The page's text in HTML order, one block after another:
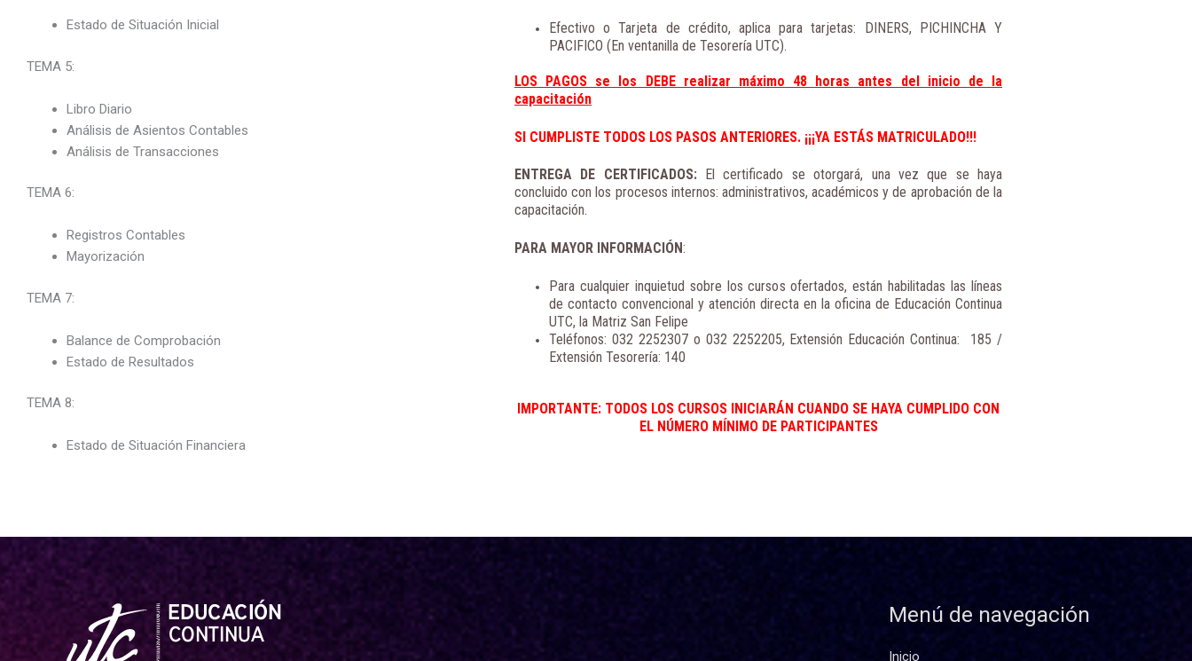
Estado de Situación Inicial
TEMA 5:
Libro Diario
Análisis de Asientos Contables
Análisis de Transacciones
TEMA 6:
Registros Contables
Mayorización
TEMA 7:
Balance de Comprobación
Estado de Resultados
TEMA 8:
Estado de Situación Financiera
Efectivo o Tarjeta de crédito, aplica para tarjetas: DINERS, PICHINCHA Y
PACIFICO (En ventanilla de Tesorería UTC).
LOS PAGOS se los DEBE realizar máximo 48 horas antes del inicio de la
capacitación
SI CUMPLISTE TODOS LOS PASOS ANTERIORES. ¡¡¡YA ESTÁS MATRICULADO!!!
ENTREGA DE CERTIFICADOS:
El certificado se otorgará, una vez que se haya
concluido con los procesos internos: administrativos, académicos y de aprobación de la
capacitación.
PARA MAYOR INFORMACIÓN:
Para cualquier inquietud sobre los cursos ofertados, están habilitadas las líneas
de contacto convencional y atención directa en la oficina de Educación Continua
UTC, la Matriz San Felipe
Teléfonos: 032 2252307 o 032 2252205, Extensión Educación Continua: 185 /
Extensión Tesorería: 140
IMPORTANTE: TODOS LOS CURSOS INICIARÁN CUANDO SE HAYA CUMPLIDO CON
EL NÚMERO MÍNIMO DE PARTICIPANTES
Facebook
Instagram
X Menú de navegación
Inicio